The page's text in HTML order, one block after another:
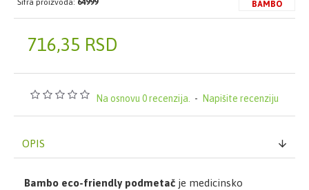
Na osnovu 0 recenzija. - Napišite recenziju
716,35 RSD
BAMBO
OPIS
Bambo eco-friendly podmetač je medicinsko